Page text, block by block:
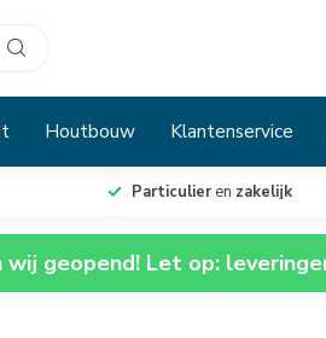
Houtbouw Klantenservice
Particulieren zakelijk
geopend! Let op: